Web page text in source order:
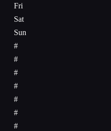
Fri
Sat
Sun
#
#
#
#
#
#
#